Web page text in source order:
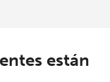
están